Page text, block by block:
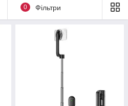
0 Фільтри